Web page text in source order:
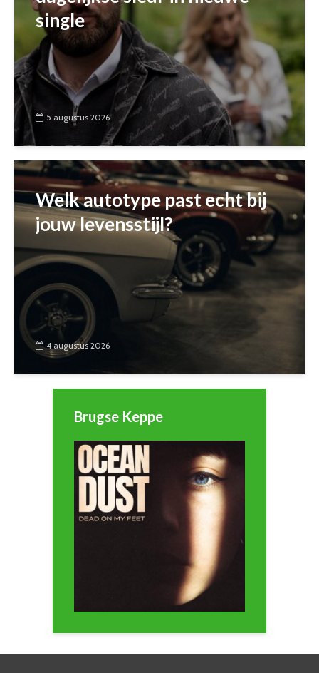
single
5 augustus 2026
Welk autotype past echt bij
jouw levensstijl?
4 augustus 2026
Brugse Keppe